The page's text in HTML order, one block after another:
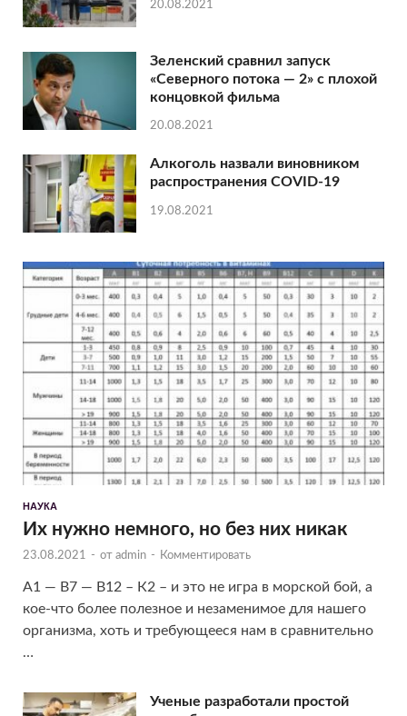
20.08.2021
Зеленский сравнил запуск
«Северного потока — 2» с плохой
концовкой фильма
20.08.2021
Алкоголь назвали виновником
распространения COVID-19
19.08.2021
НАУКА
Их нужно немного, но без них никак
23.08.2021 - от admin - Комментировать
А1 — B7 — B12 – К2 – и это не игра в морской бой, а
кое-что более полезное и незаменимое для нашего
организма, хоть и требующееся нам в сравнительно
…
Ученые разработали простой